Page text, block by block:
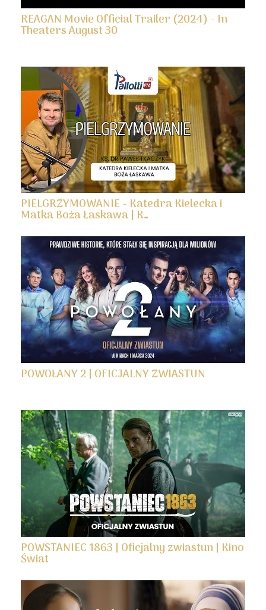
REAGAN Movie Official Trailer (2024) - In
Theaters August 30
PIELGRZYMOWANIE - Katedra Kielecka i
Matka Boża Łaskawa | K…
POWOŁANY 2 | OFICJALNY ZWIASTUN
POWSTANIEC 1863 | Oficjalny zwiastun | Kino
Świat